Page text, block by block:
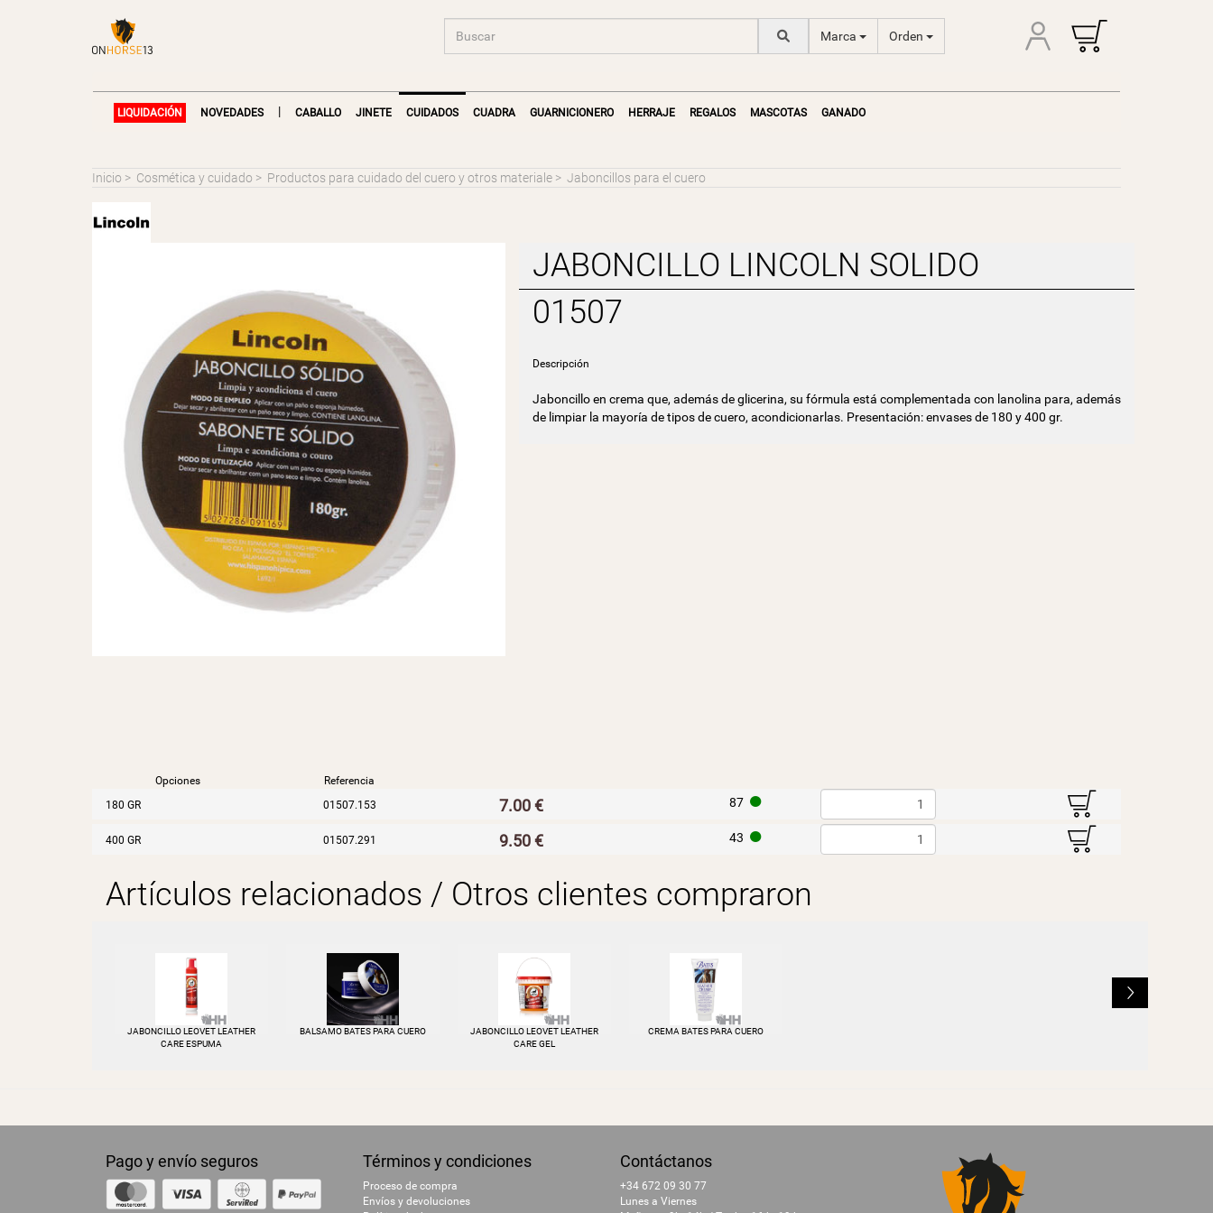
Marca Orden
LIQUIDACIÓN NOVEDADES | CABALLO JINETE CUIDADOS CUADRA GUARNICIONERO HERRAJE REGALOS MASCOTAS GANADO
Inicio > Cosmética y cuidado > Productos para cuidado del cuero y otros materiale > Jaboncillos para el cuero
JABONCILLO LINCOLN SOLIDO
01507
Descripción
Jaboncillo en crema que, además de glicerina, su fórmula está complementada con lanolina para, además
de limpiar la mayoría de tipos de cuero, acondicionarlas. Presentación: envases de 180 y 400 gr.
Opciones
Referencia
180 GR
01507.153 7.00 € 87 H B
400 GR 01507.291 9.50 € 43 H B
Artículos relacionados / Otros clientes compraron
JABONCILLO LEOVET LEATHER
CARE ESPUMA
BALSAMO BATES PARA CUERO
JABONCILLO LEOVET LEATHER
CARE GEL
CREMA BATES PARA CUERO
L
Pago y envío seguros Términos y condiciones
Proceso de compra
Envíos y devoluciones
Contáctanos
+34 672 09 30 77
Lunes a Viernes